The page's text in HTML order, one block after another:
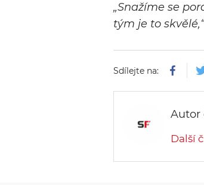
„Snažíme se
tým je to skvělé,“
Sdílejte na:
Autor
Další